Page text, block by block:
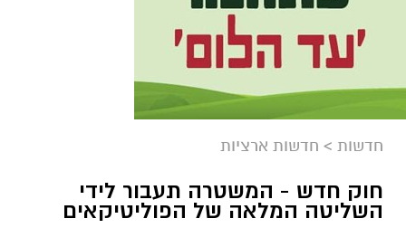
חדשות > חדשות ארציות
חוק חדש - המשטרה תעבור לידי
השליטה המלאה של הפוליטיקאים